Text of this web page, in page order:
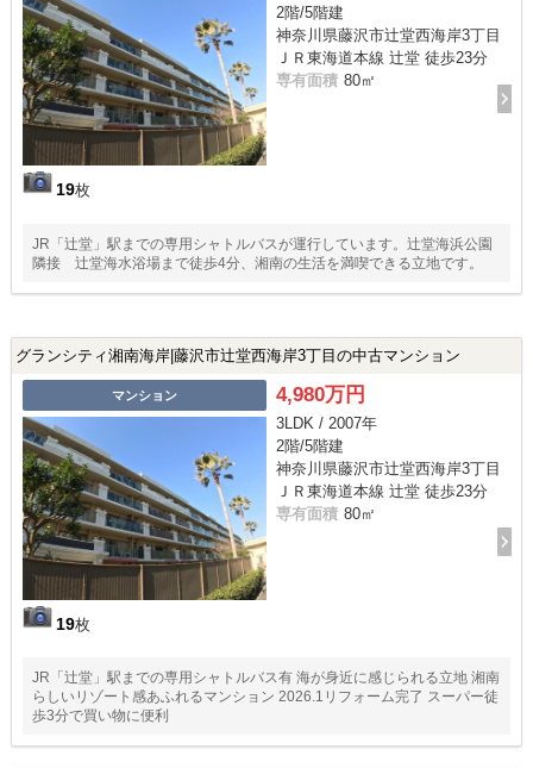
19枚
2階/5階建
神奈川県藤沢市辻堂西海岸3丁目
ＪＲ東海道本線 辻堂 徒歩23分
専有面積 80㎡
JR「辻堂」駅までの専用シャトルバスが運行しています。辻堂海浜公園
隣接 辻堂海水浴場まで徒歩4分、湘南の生活を満喫できる立地です。
グランシティ湘南海岸|藤沢市辻堂西海岸3丁目の中古マンション
マンション
19枚
4,980万円
3LDK / 2007年
2階/5階建
神奈川県藤沢市辻堂西海岸3丁目
ＪＲ東海道本線 辻堂 徒歩23分
専有面積 80㎡
JR「辻堂」駅までの専用シャトルバス有 海が身近に感じられる立地 湘南
らしいリゾート感あふれるマンション 2026.1リフォーム完了 スーパー徒